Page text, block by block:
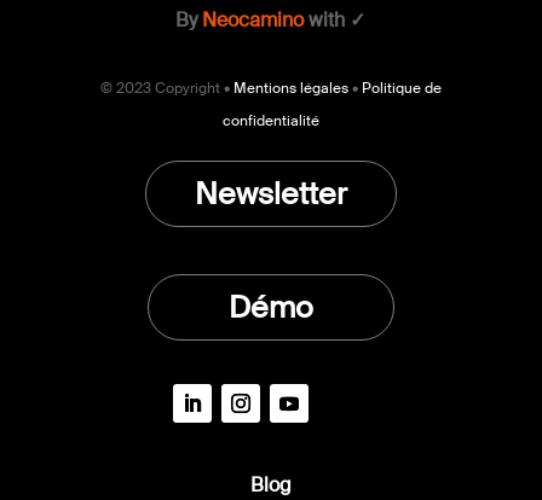
ByNeocaminowith ✓
© 2023 Copyright • Mentions légales• Politique de
confidentialité
Blog
Newsletter
Démo